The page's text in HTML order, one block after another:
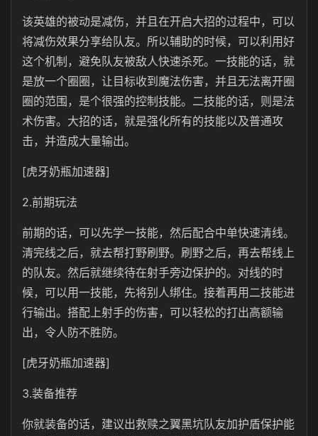
该英雄的被动是减伤，并且在开启大招的过程中，可以
将减伤效果分享给队友。所以辅助的时候，可以利用好
这个机制，避免队友被敌人快速杀死。一技能的话，就
是放一个圈圈，让目标收到魔法伤害，并且无法离开圈
圈的范围，是个很强的控制技能。二技能的话，则是法
术伤害。大招的话，就是强化所有的技能以及普通攻
击，并造成大量输出。
[虎牙奶瓶加速器]
2.前期玩法
前期的话，可以先学一技能，然后配合中单快速清线。
清完线之后，就去帮打野刷野。刷野之后，再去帮线上
的队友。然后就继续待在射手旁边保护的。对线的时
候，可以用一技能，先将别人绑住。接着再用二技能进
行输出。搭配上射手的伤害，可以轻松的打出高额输
出，令人防不胜防。
[虎牙奶瓶加速器]
3.装备推荐
你就装备的话，建议出救赎之翼黑坑队友加护盾保护能